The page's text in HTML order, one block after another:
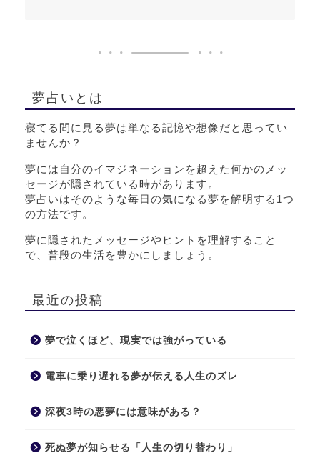
夢占いとは
寝てる間に見る夢は単なる記憶や想像だと思ってい
ませんか？
夢には自分のイマジネーションを超えた何かのメッ
セージが隠されている時があります。
夢占いはそのような毎日の気になる夢を解明する1つ
の方法です。
夢に隠されたメッセージやヒントを理解すること
で、普段の生活を豊かにしましょう。
最近の投稿
夢で泣くほど、現実では強がっている
電車に乗り遅れる夢が伝える人生のズレ
深夜3時の悪夢には意味がある？
死ぬ夢が知らせる「人生の切り替わり」